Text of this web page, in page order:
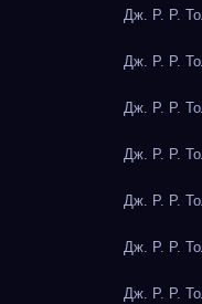
Дж. Р. Р.
Дж. Р. Р.
Дж. Р. Р.
Дж. Р. Р.
Дж. Р. Р.
Дж. Р. Р.
Дж. Р. Р.